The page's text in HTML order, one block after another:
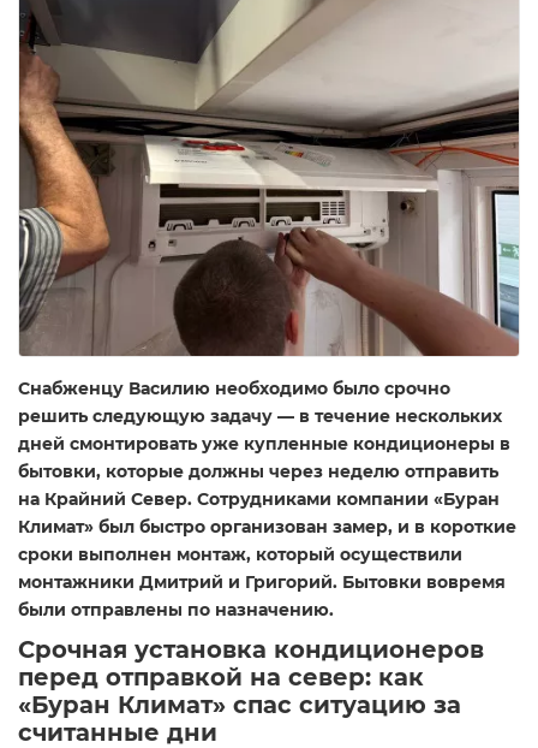
Снабженцу Василию необходимо было срочно
решить следующую задачу — в течение нескольких
дней смонтировать уже купленные кондиционеры в
бытовки, которые должны через неделю отправить
на Крайний Север. Сотрудниками компании «Буран
Климат» был быстро организован замер, и в короткие
сроки выполнен монтаж, который осуществили
монтажники Дмитрий и Григорий. Бытовки вовремя
были отправлены по назначению.
Срочная установка кондиционеров
перед отправкой на север: как
«Буран Климат» спас ситуацию за
считанные дни